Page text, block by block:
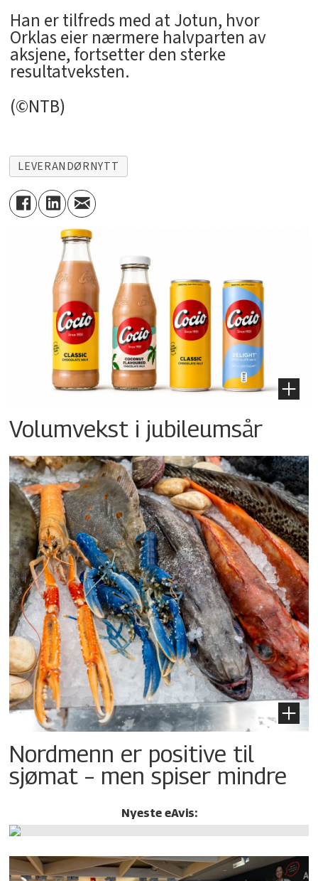
Han er tilfreds med at Jotun, hvor
Orklas eier nærmere halvparten av
aksjene, fortsetter den sterke
resultatveksten.
(©NTB)
LEVERANDØRNYTT
Volumvekst i jubileumsår
Nordmenn er positive til
sjømat – men spiser mindre
Nyeste eAvis: